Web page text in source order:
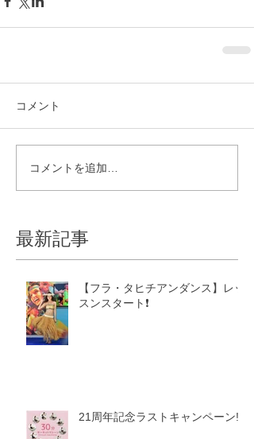
コメント
コメントを追加…
最新記事
【フラ・タヒチアンダンス】レッ
スンスタート❗️
21周年記念ラストキャンペーン‼️